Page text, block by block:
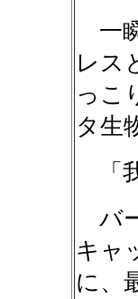
一
レス
っこ
タ生
「
バ
キャ
に、